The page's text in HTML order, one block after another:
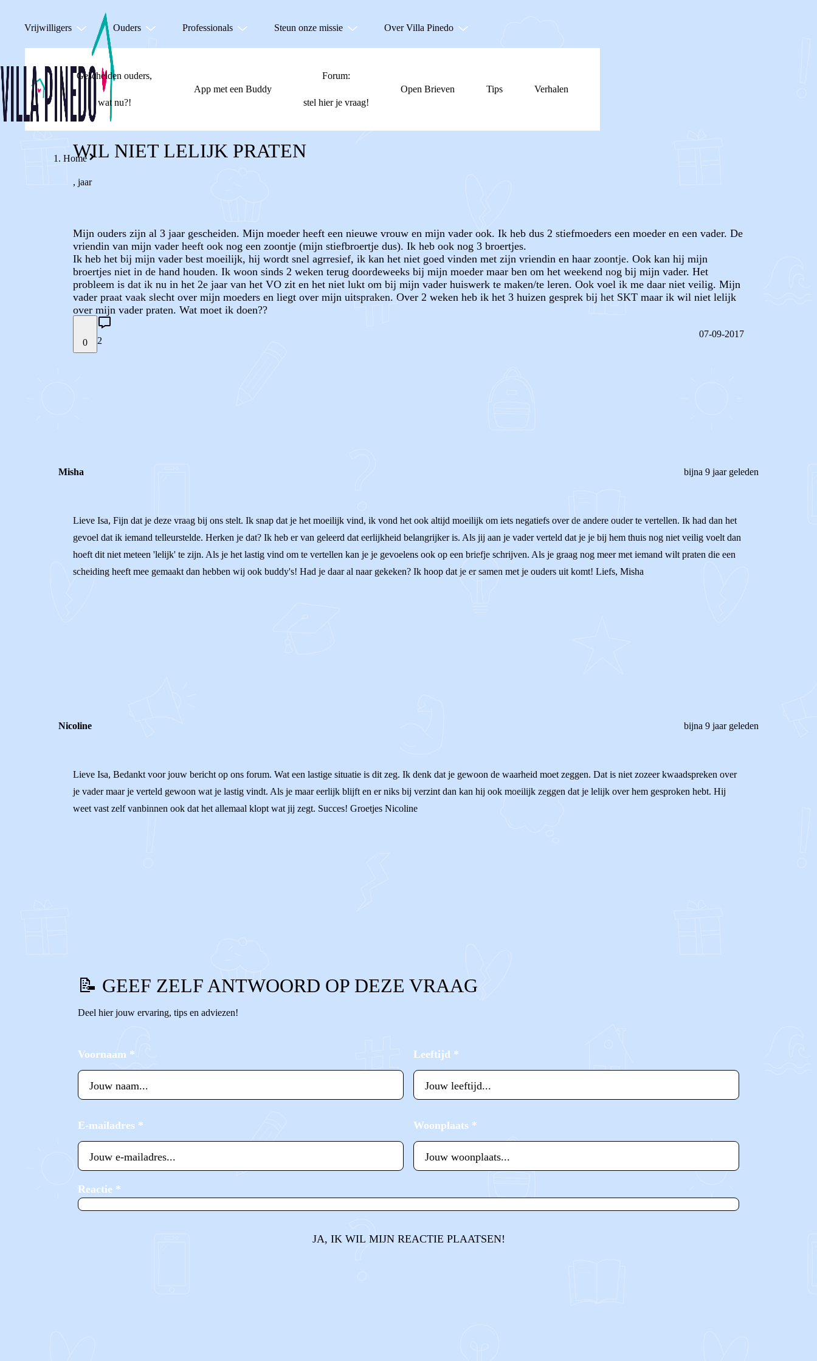
Vrijwilligers Ouders Professionals Steun onze missie Over Villa Pinedo
Gescheiden ouders,
wat nu?!
App met een Buddy
Forum:
stel hier je vraag!
Open Brieven Tips Verhalen
Home
WIL NIET LELIJK PRATEN
, jaar
Mijn ouders zijn al 3 jaar gescheiden. Mijn moeder heeft een nieuwe vrouw en mijn vader ook. Ik heb dus 2 stiefmoeders een moeder en een vader. De
vriendin van mijn vader heeft ook nog een zoontje (mijn stiefbroertje dus). Ik heb ook nog 3 broertjes.
Ik heb het bij mijn vader best moeilijk, hij wordt snel agrresief, ik kan het niet goed vinden met zijn vriendin en haar zoontje. Ook kan hij mijn
broertjes niet in de hand houden. Ik woon sinds 2 weken terug doordeweeks bij mijn moeder maar ben om het weekend nog bij mijn vader. Het
probleem is dat ik nu in het 2e jaar van het VO zit en het niet lukt om bij mijn vader huiswerk te maken/te leren. Ook voel ik me daar niet veilig. Mijn
vader praat vaak slecht over mijn moeders en liegt over mijn uitspraken. Over 2 weken heb ik het 3 huizen gesprek bij het SKT maar ik wil niet lelijk
over mijn vader praten. Wat moet ik doen??
0 2
07-09-2017
Misha bijna 9 jaar geleden
Lieve Isa, Fijn dat je deze vraag bij ons stelt. Ik snap dat je het moeilijk vind, ik vond het ook altijd moeilijk om iets negatiefs over de andere ouder te vertellen. Ik had dan het
gevoel dat ik iemand telleurstelde. Herken je dat? Ik heb er van geleerd dat eerlijkheid belangrijker is. Als jij aan je vader verteld dat je je bij hem thuis nog niet veilig voelt dan
hoeft dit niet meteen 'lelijk' te zijn. Als je het lastig vind om te vertellen kan je je gevoelens ook op een briefje schrijven. Als je graag nog meer met iemand wilt praten die een
scheiding heeft mee gemaakt dan hebben wij ook buddy's! Had je daar al naar gekeken? Ik hoop dat je er samen met je ouders uit komt! Liefs, Misha
Nicoline bijna 9 jaar geleden
Lieve Isa, Bedankt voor jouw bericht op ons forum. Wat een lastige situatie is dit zeg. Ik denk dat je gewoon de waarheid moet zeggen. Dat is niet zozeer kwaadspreken over
je vader maar je verteld gewoon wat je lastig vindt. Als je maar eerlijk blijft en er niks bij verzint dan kan hij ook moeilijk zeggen dat je lelijk over hem gesproken hebt. Hij
weet vast zelf vanbinnen ook dat het allemaal klopt wat jij zegt. Succes! Groetjes Nicoline
📝 GEEF ZELF ANTWOORD OP DEZE VRAAG
Deel hier jouw ervaring, tips en adviezen!
Voornaam * Leeftijd *
E-mailadres * Woonplaats *
Reactie *
JA, IK WIL MIJN REACTIE PLAATSEN!